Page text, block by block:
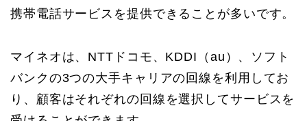
携帯電話サービスを提供できることが多いです。
マイネオは、NTTドコモ、KDDI（au）、ソフト
バンクの3つの大手キャリアの回線を利用してお
り、顧客はそれぞれの回線を選択してサービスを